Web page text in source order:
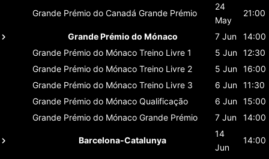
Grande Prémio do Canadá Grande Prémio
24
May
21:00
Grande Prémio do Mónaco 7 Jun
14:00
Grande Prémio do Mónaco Treino Livre 1 5 Jun 12:30
Grande Prémio do Mónaco Treino Livre 2 5 Jun 16:00
Grande Prémio do Mónaco Treino Livre 3 6 Jun 11:30
Grande Prémio do Mónaco Qualificação 6 Jun 15:00
Grande Prémio do Mónaco Grande Prémio 7 Jun 14:00
Barcelona-Catalunya
14
Jun
14:00